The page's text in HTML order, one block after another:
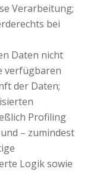
Verarbeitung;
bei
Daten nicht
verfügbaren
der Daten;
Profiling
und – zumindest
Logik sowie